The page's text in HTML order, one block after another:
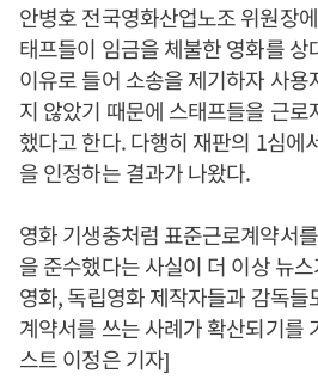
안병호 전국영화산업노조 위원장
태프들이 임금을 체불한 영화를
이유로 들어 소송을 제기하자 사
지 않았기 때문에 스태프들을 근
했다고 한다. 다행히 재판의 1심에
을 인정하는 결과가 나왔다.
영화 기생충처럼 표준근로계약서
을 준수했다는 사실이 더 이상 뉴
영화, 독립영화 제작자들과 감독
계약서를 쓰는 사례가 확산되기를
스트 이정은 기자]